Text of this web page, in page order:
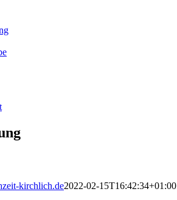
kirchlich.de2022-02-15T16:42:34+01:00